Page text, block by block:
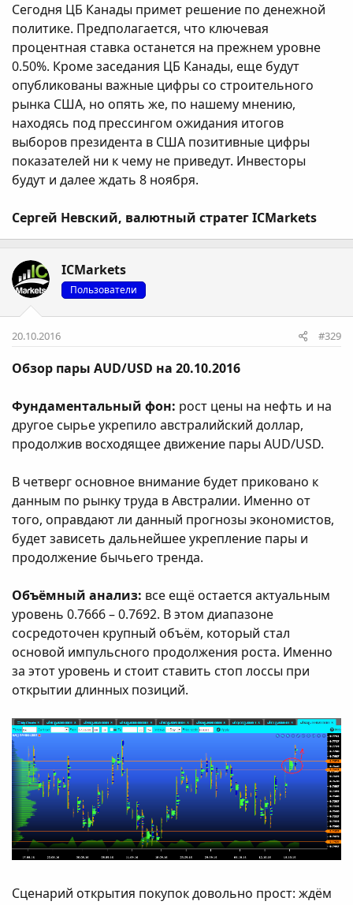
Сегодня ЦБ Канады примет решение по денежной
политике. Предполагается, что ключевая
процентная ставка останется на прежнем уровне
0.50%. Кроме заседания ЦБ Канады, еще будут
опубликованы важные цифры со строительного
рынка США, но опять же, по нашему мнению,
находясь под прессингом ожидания итогов
выборов президента в США позитивные цифры
показателей ни к чему не приведут. Инвесторы
будут и далее ждать 8 ноября.
Сергей Невский, валютный стратег ICMarkets
ICMarkets
Пользователи
20.10.2016 #329
Обзор пары AUD/USD на 20.10.2016
Фундаментальный фон: рост цены на нефть и на
другое сырье укрепило австралийский доллар,
продолжив восходящее движение пары AUD/USD.
В четверг основное внимание будет приковано к
данным по рынку труда в Австралии. Именно от
того, оправдают ли данный прогнозы экономистов,
будет зависеть дальнейшее укрепление пары и
продолжение бычьего тренда.
Объёмный анализ: все ещё остается актуальным
уровень 0.7666 – 0.7692. В этом диапазоне
сосредоточен крупный объём, который стал
основой импульсного продолжения роста. Именно
за этот уровень и стоит ставить стоп лоссы при
открытии длинных позиций.
Сценарий открытия покупок довольно прост: ждём